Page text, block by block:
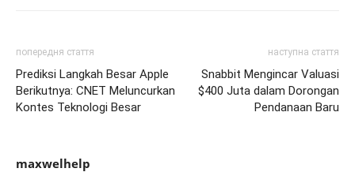
попередня стаття
Prediksi Langkah Besar Apple
Berikutnya: CNET Meluncurkan
Kontes Teknologi Besar
наступна стаття
Snabbit Mengincar Valuasi
$400 Juta dalam Dorongan
Pendanaan Baru
maxwelhelp